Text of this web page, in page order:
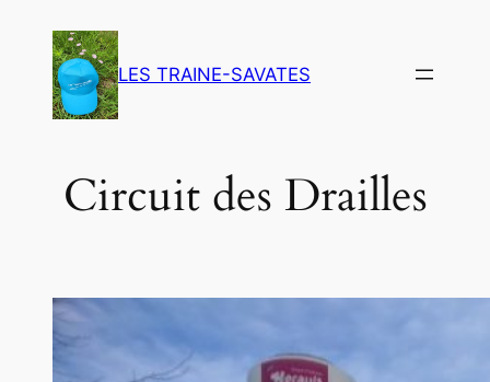
contenu
LES TRAINE-SAVATES
Circuit des Drailles